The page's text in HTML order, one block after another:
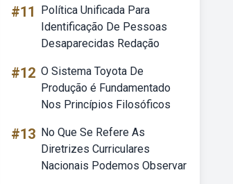
#11
Política Unificada Para
Identificação De Pessoas
Desaparecidas Redação
#12 O Sistema Toyota De
Produção é Fundamentado
Nos Princípios Filosóficos
#13 No Que Se Refere As
Diretrizes Curriculares
Nacionais Podemos Observar